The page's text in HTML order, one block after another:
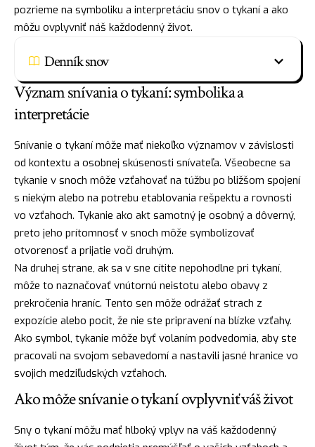
pozrieme na symboliku a interpretáciu snov o tykaní a ako
môžu ovplyvniť náš každodenný život.
Denník snov
Význam snívania o tykaní: symbolika a
interpretácie
Snívanie o tykaní môže mať niekoľko významov v závislosti
od kontextu a osobnej skúsenosti snívateľa. Všeobecne sa
tykanie v snoch môže vzťahovať na túžbu po bližšom spojení
s niekým alebo na potrebu etablovania rešpektu a rovnosti
vo vzťahoch. Tykanie ako akt samotný je osobný a dôverný,
preto jeho prítomnosť v snoch môže symbolizovať
otvorenosť a prijatie voči druhým.
Na druhej strane, ak sa v sne cítite nepohodlne pri tykaní,
môže to naznačovať vnútornú neistotu alebo obavy z
prekročenia hraníc. Tento sen môže odrážať strach z
expozície alebo pocit, že nie ste pripravení na blízke vzťahy.
Ako symbol, tykanie môže byť volaním podvedomia, aby ste
pracovali na svojom sebavedomí a nastavili jasné hranice vo
svojich medziľudských vzťahoch.
Ako môže snívanie o tykaní ovplyvniť váš život
Sny o tykaní môžu mať hlboký vplyv na váš každodenný